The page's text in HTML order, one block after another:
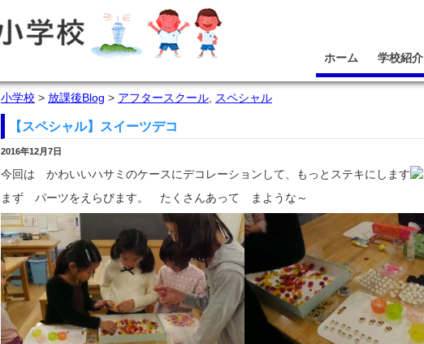
ホーム 学校紹介
小学校 > 放課後Blog > アフタースクール スペシャル
【スペシャル】スイーツデコ
2016年12月7日
今回は かわいいハサミのケースにデコレーションして、もっとステキにします
まず パーツをえらびます。 たくさんあって まような～